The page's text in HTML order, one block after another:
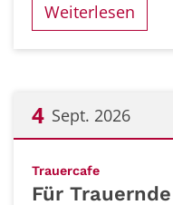
Weiterlesen
4 Sept. 2026
Trauercafe:
Für Trauernde